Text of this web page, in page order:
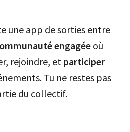
une app de sorties entre
engagéeoù
rejoindre, et participer
Tu ne restes pas
du collectif.